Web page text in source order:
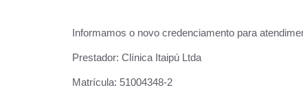
Informamos o novo credenciamento para
Prestador: Clínica Itaipú Ltda
Matrícula: 51004348-2